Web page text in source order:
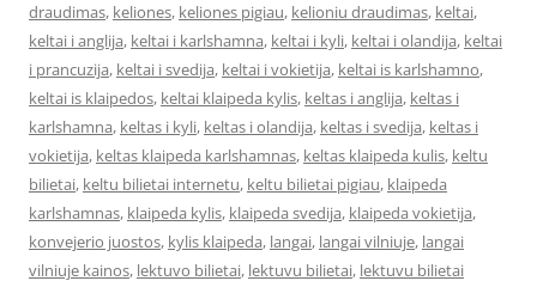
draudimas, keliones, keliones pigiau, kelioniu draudimas, keltai,
keltai i anglija, keltai i karlshamna, keltai i kyli, keltai i olandija, keltai
i prancuzija, keltai i svedija, keltai i vokietija, keltai is karlshamno,
keltai is klaipedos, keltai klaipeda kylis, keltas i anglija, keltas i
karlshamna, keltas i kyli, keltas i olandija, keltas i svedija, keltas i
vokietija, keltas klaipeda karlshamnas, keltas klaipeda kulis, keltu
bilietai, keltu bilietai internetu, keltu bilietai pigiau, klaipeda
karlshamnas, klaipeda kylis, klaipeda svedija, klaipeda vokietija,
konvejerio juostos, kylis klaipeda, langai, langai vilniuje, langai
vilniuje kainos, lektuvo bilietai, lektuvu bilietai, lektuvu bilietai